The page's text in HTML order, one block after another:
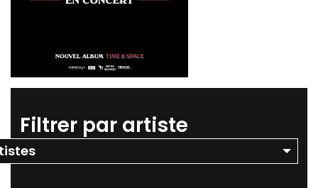
Filtrer par artiste